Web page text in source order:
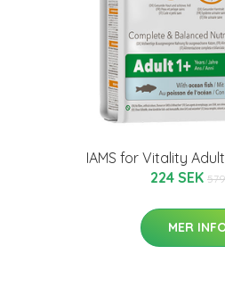
IAMS for Vitality
224 SEK
MER